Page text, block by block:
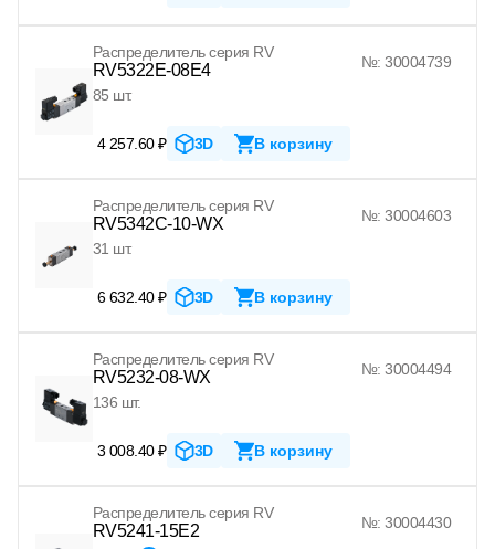
Распределитель серия RV
RV5322E-08E4
№: 30004739
85 шт.
4 257.60 ₽ 3D В корзину
Распределитель серия RV
RV5342C-10-WX
№: 30004603
31 шт.
6 632.40 ₽ 3D В корзину
Распределитель серия RV
RV5232-08-WX
№: 30004494
136 шт.
3 008.40 ₽ 3D В корзину
Распределитель серия RV
RV5241-15E2 №: 30004430